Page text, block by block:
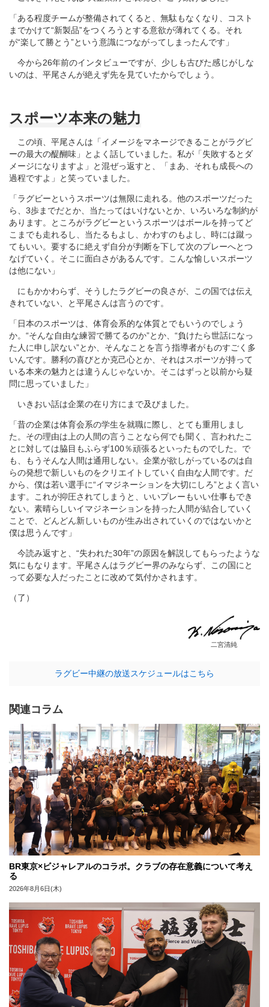
「ある程度チームが整備されてくると、無駄もなくなり、コスト
までかけて“新製品”をつくろうとする意欲が薄れてくる。それ
が“楽して勝とう”という意識につながってしまったんです」
今から26年前のインタビューですが、少しも古びた感じがしな
いのは、平尾さんが絶えず先を見ていたからでしょう。
スポーツ本来の魅力
この頃、平尾さんは「イメージをマネージできることがラグビ
ーの最大の醍醐味」とよく話していました。私が「失敗するとダ
メージになりますよ」と混ぜっ返すと、「まあ、それも成長への
過程ですよ」と笑っていました。
「ラグビーというスポーツは無限に走れる。他のスポーツだった
ら、3歩までだとか、当たってはいけないとか、いろいろな制約が
あります。ところがラグビーというスポーツはボールを持ってど
こまでも走れるし、当たるもよし、かわすのもよし、時には蹴っ
てもいい。要するに絶えず自分が判断を下して次のプレーへとつ
なげていく。そこに面白さがあるんです。こんな愉しいスポーツ
は他にない」
にもかかわらず、そうしたラグビーの良さが、この国では伝え
きれていない、と平尾さんは言うのです。
「日本のスポーツは、体育会系的な体質とでもいうのでしょう
か。“そんな自由な練習で勝てるのか”とか、“負けたら世話になっ
た人に申し訳ない”とか、そんなことを言う指導者がものすごく多
いんです。勝利の喜びとか克己心とか、それはスポーツが持って
いる本来の魅力とは違うんじゃないか。そこはずっと以前から疑
問に思っていました」
いきおい話は企業の在り方にまで及びました。
「昔の企業は体育会系の学生を就職に際し、とても重用しまし
た。その理由は上の人間の言うことなら何でも聞く、言われたこ
とに対しては脇目もふらず100％頑張るといったものでした。で
も、もうそんな人間は通用しない。企業が欲しがっているのは自
らの発想で新しいものをクリエイトしていく自由な人間です。だ
から、僕は若い選手に“イマジネーションを大切にしろ”とよく言い
ます。これが抑圧されてしまうと、いいプレーもいい仕事もでき
ない。素晴らしいイマジネーションを持った人間が結合していく
ことで、どんどん新しいものが生み出されていくのではないかと
僕は思うんです」
今読み返すと、“失われた30年”の原因を解説してもらったような
気にもなります。平尾さんはラグビー界のみならず、この国にと
って必要な人だったことに改めて気付かされます。
（了）
二宮清純
ラグビー中継の放送スケジュールはこちら
関連コラム
BR東京×ビジャレアルのコラボ。クラブの存在意義について考え
る
2026年8月6日(木)